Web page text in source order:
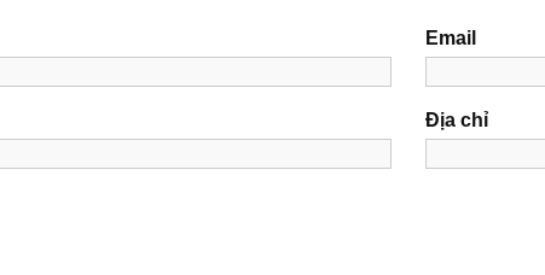
Email
Địa chỉ